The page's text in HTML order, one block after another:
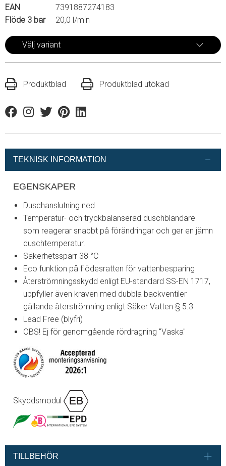
EAN
7391887274183
Flöde 3 bar
20,0 l/min
Välj variant
Produktblad Produktblad utökad
FacebookInstagram
TwitterPinterestLinkedin
TEKNISK INFORMATION
EGENSKAPER
Duschanslutning ned
Temperatur- och tryckbalanserad duschblandare
som reagerar snabbt på förändringar och ger en jämn
duschtemperatur.
Säkerhetsspärr 38 °C
Eco funktion på flödesratten för vattenbesparing
Återströmningsskydd enligt EU-standard SS-EN 1717,
uppfyller även kraven med dubbla backventiler
gällande återströmning enligt Säker Vatten § 5.3
Lead Free (blyfri)
OBS! Ej för genomgående rördragning "Vaska"
Skyddsmodul
TILLBEHÖR